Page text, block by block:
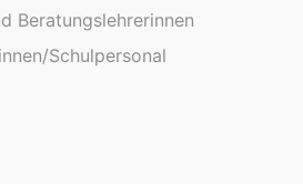
Beratungslehrerinnen
Schulpersonal